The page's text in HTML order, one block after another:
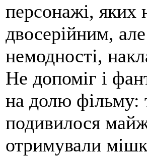
персонажі, яких
двосерійним,
немодності,
Не допоміг і
на долю фільму:
подивилося
отримували